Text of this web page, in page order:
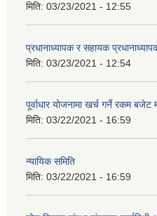
मिति: 03/23/2021 - 12:55
प्रधानाध्यापक र सहायक
मिति: 03/23/2021 - 12:54
पूर्वाधार योजनामा खर्च गर्ने रकम
मिति: 03/22/2021 - 16:59
न्यायिक समिति
मिति: 03/22/2021 - 16:59